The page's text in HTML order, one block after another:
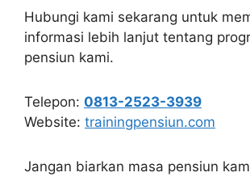
Hubungi kami sekarang untuk
informasi lebih lanjut tentang
pensiun kami.
Telepon: 0813-2523-3939
Website: trainingpensiun.com
Jangan biarkan masa pensiun